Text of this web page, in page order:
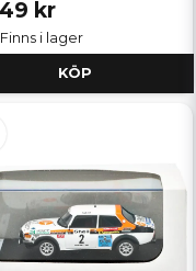
kr
Finns i lager
KÖP